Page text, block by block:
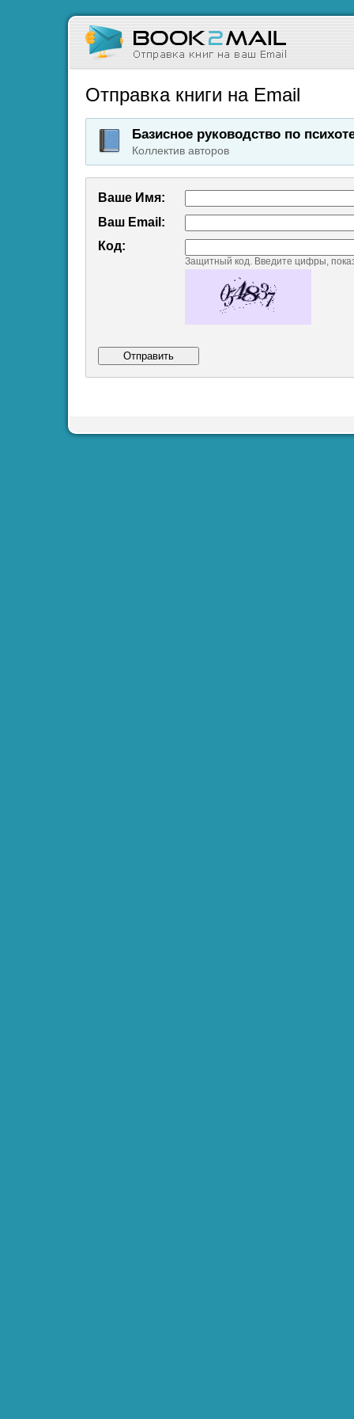
Отправка книги на Email
Базисное руководство по
Коллектив авторов
Ваше Имя:
Ваш Emаil:
Код:
Защитный код. Введите цифры,